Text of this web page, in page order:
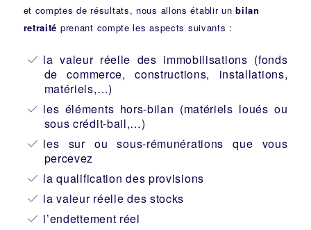
et comptes de résultats, nous allons établir unbilan
retraité prenant compte les aspects suivants :
la valeur réelle des immobilisations (fonds
de commerce, constructions, installations,
matériels,…)
les éléments hors-bilan (matériels loués ou
sous crédit-bail,…)
les sur ou sous-rémunérations que vous
percevez
la qualification des provisions
la valeur réelle des stocks
l’endettement réel